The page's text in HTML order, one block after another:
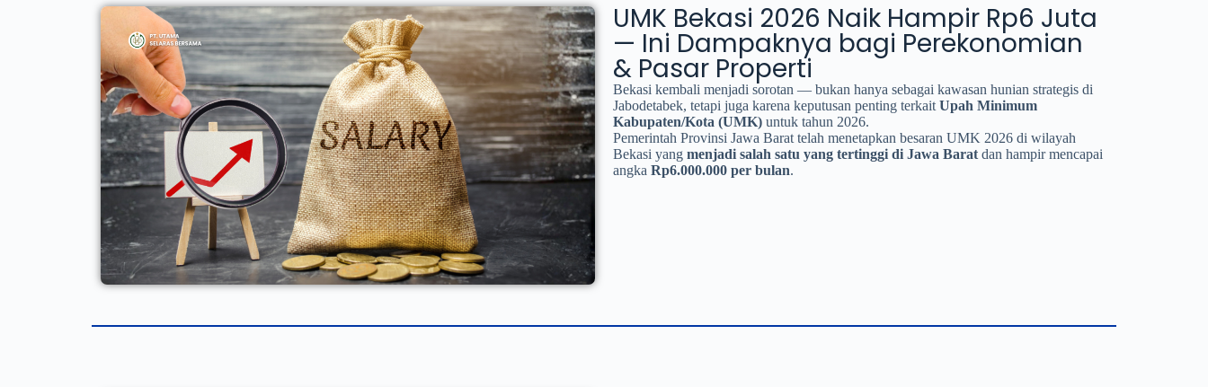
UMK Bekasi 2026 Naik Hampir Rp6 Juta
— Ini Dampaknya bagi Perekonomian
& Pasar Properti
Bekasi kembali menjadi sorotan — bukan hanya sebagai kawasan hunian strategis di
Jabodetabek, tetapi juga karena keputusan penting terkait Upah Minimum
Kabupaten/Kota (UMK) untuk tahun 2026.
Pemerintah Provinsi Jawa Barat telah menetapkan besaran UMK 2026 di wilayah
Bekasi yang menjadi salah satu yang tertinggi di Jawa Barat dan hampir mencapai
angka Rp6.000.000 per bulan.